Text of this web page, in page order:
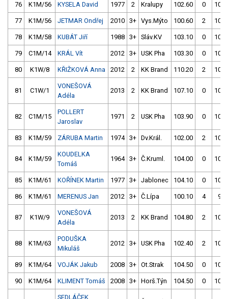
76 K1M/56 KYSELA David 1977 2 Kralupy 102.60 0
77 K1M/56 JETMAR Ondřej 2010 3+ Vys.Mýto 100.60 2
78 K1M/58 KUBÁT Jiří 1988 3+ Sláv.KV 103.10 0
79 C1M/14 KRÁL Vít 2012 3+ USK Pha 103.30 0
80 K1W/8 KŘIŽKOVÁ Anna 2012 2 KK Brand 110.20 2
81 C1W/1
VONEŠOVÁ
Adéla
2013 2 KK Brand 107.10 0
82 C1M/15
POLLERT
Jaroslav
1971 2 USK Pha 103.90 0
83 K1M/59 ZÁRUBA Martin 1974 3+ Dv.Král. 102.00 2
84 K1M/59
KOUDELKA
Tomáš
1964 3+ Č.Kruml. 104.00 0
85 K1M/61 KOŘÍNEK Martin 1977 3+ Jablonec 104.10 0
86 K1M/61 MERENUS Jan 2012 3+ Č.Lípa 100.10 4
87 K1W/9
VONEŠOVÁ
Adéla
2013 2 KK Brand 104.80 2
88 K1M/63
PODUŠKA
Mikuláš
2012 3+ USK Pha 102.40 2
89 K1M/64 VOJÁK Jakub 2008 3+ Ot.Strak 104.50 0
90 K1M/64 KLIMENT Tomáš 2008 3+ Horš.Týn 104.50 0
SEDLÁČEK